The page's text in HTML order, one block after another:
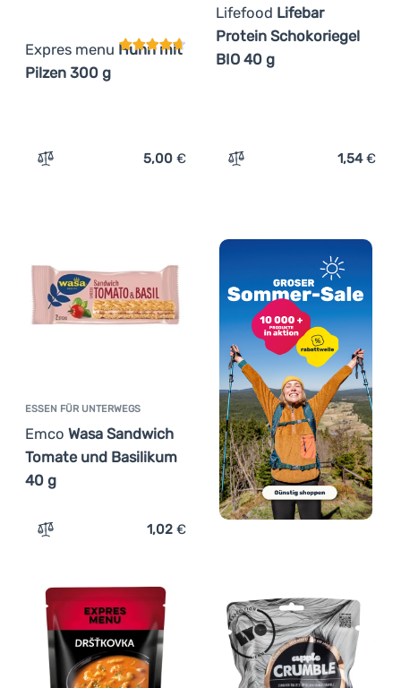
Expres menu Huhn mit
Pilzen 300 g
Zum Vergleich 'Fertigessen Expres menu Huhn mit
5,00 €
Lifefood Lifebar
Protein Schokoriegel
BIO 40 g
Zum Vergleich 'Riegel
1,54€
ESSEN FÜR UNTERWEGS
Emco Wasa Sandwich
Tomate und Basilikum
40 g
Zum Vergleich 'Essen für Unterwegs Emco Wasa
1,02 €